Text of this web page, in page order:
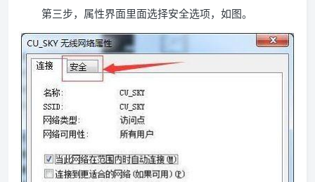
第三步，属性界面里面选择安全选项，如图。